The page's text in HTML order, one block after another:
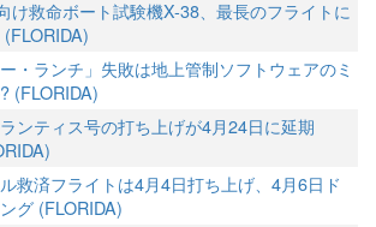
け救命ボート試験機X-38、最長のフライトに
(FLORIDA)
ー・ランチ」失敗は地上管制ソフトウェアのミ
(FLORIDA)
ンティス号の打ち上げが4月24日に延期
救済フライトは4月4日打ち上げ、4月6日ド
グ (FLORIDA)